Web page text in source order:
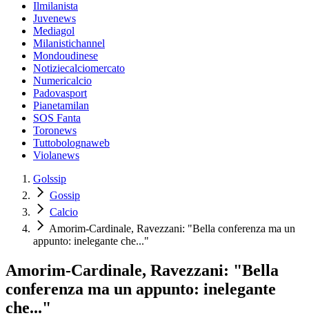
Ilmilanista
Juvenews
Mediagol
Milanistichannel
Mondoudinese
Notiziecalciomercato
Numericalcio
Padovasport
Pianetamilan
SOS Fanta
Toronews
Tuttobolognaweb
Violanews
Golssip
Gossip
Calcio
Amorim-Cardinale, Ravezzani: "Bella conferenza ma un
appunto: inelegante che..."
Amorim-Cardinale, Ravezzani: "Bella
conferenza ma un appunto: inelegante
che..."